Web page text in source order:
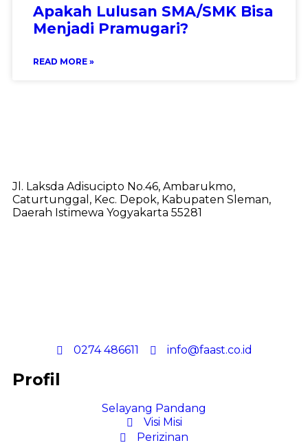
Apakah Lulusan SMA/SMK Bisa
Menjadi Pramugari?
READ MORE »
Jl. Laksda Adisucipto No.46, Ambarukmo,
Caturtunggal, Kec. Depok, Kabupaten Sleman,
Daerah Istimewa Yogyakarta 55281
0274 486611 info@faast.co.id
Profil
Selayang Pandang
Visi Misi
Perizinan